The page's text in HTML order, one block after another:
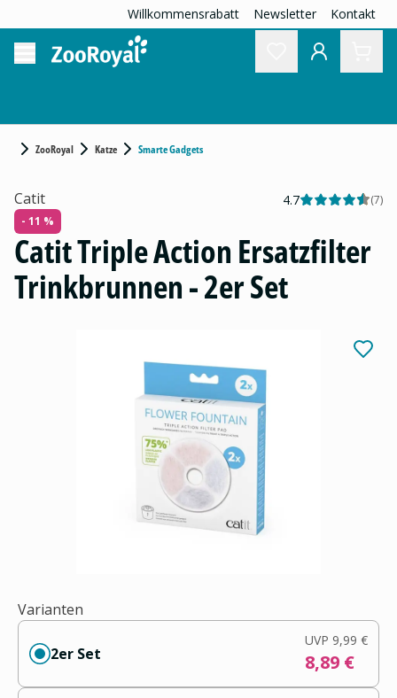
Willkommensrabatt Newsletter Kontakt
ZooRoyal Katze Smarte Gadgets
Catit 4.7 (7)
- 11 %
Catit Triple Action Ersatzfilter
Trinkbrunnen - 2er Set
Varianten
2er Set
UVP 9,99 €
8,89 €